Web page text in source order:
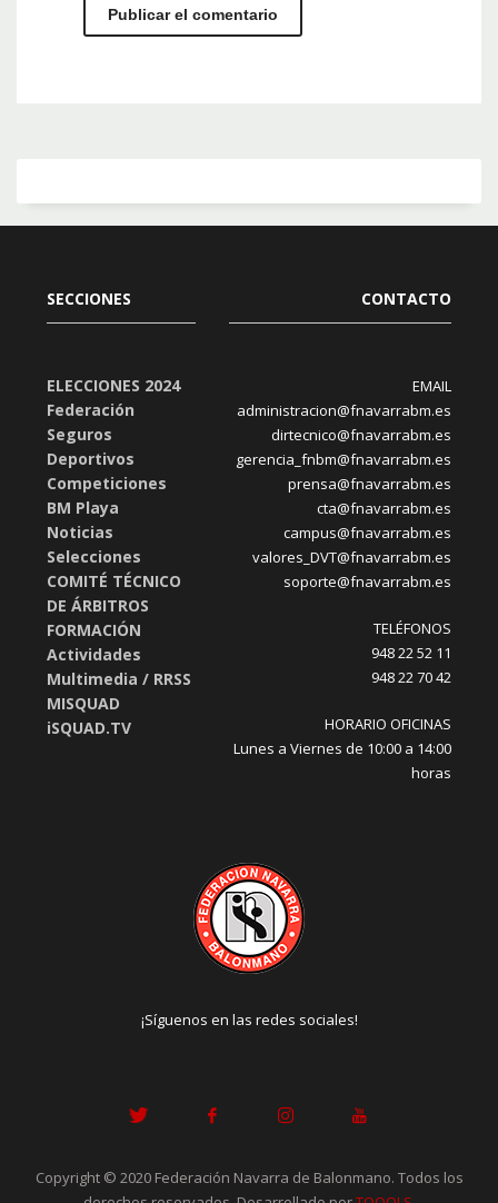
SECCIONES
ELECCIONES 2024
Federación
Seguros
Deportivos
Competiciones
BM Playa
Noticias
Selecciones
COMITÉ TÉCNICO
DE ÁRBITROS
FORMACIÓN
Actividades
Multimedia / RRSS
MISQUAD
iSQUAD.TV
CONTACTO
EMAIL
administracion@fnavarrabm.es
dirtecnico@fnavarrabm.es
gerencia_fnbm@fnavarrabm.es
prensa@fnavarrabm.es
cta@fnavarrabm.es
campus@fnavarrabm.es
valores_DVT@fnavarrabm.es
soporte@fnavarrabm.es
TELÉFONOS
948 22 52 11
948 22 70 42
HORARIO OFICINAS
Lunes a Viernes de 10:00 a 14:00
horas
¡Síguenos en las redes sociales!
Copyright © 2020 Federación Navarra de Balonmano. Todos los